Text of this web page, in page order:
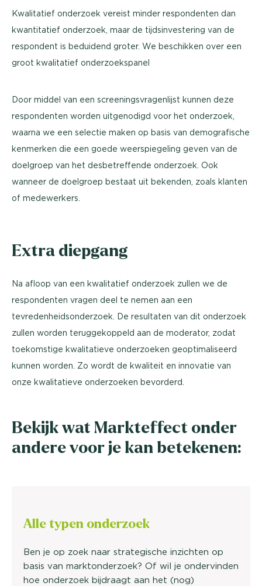
Kwalitatief onderzoek vereist minder respondenten dan
kwantitatief onderzoek, maar de tijdsinvestering van de
respondent is beduidend groter. We beschikken over een
groot kwalitatief onderzoekspanel
Door middel van een screeningsvragenlijst kunnen deze
respondenten worden uitgenodigd voor het onderzoek,
waarna we een selectie maken op basis van demografische
kenmerken die een goede weerspiegeling geven van de
doelgroep van het desbetreffende onderzoek. Ook
wanneer de doelgroep bestaat uit bekenden, zoals klanten
of medewerkers.
Extra diepgang
Na afloop van een kwalitatief onderzoek zullen we de
respondenten vragen deel te nemen aan een
tevredenheidsonderzoek. De resultaten van dit onderzoek
zullen worden teruggekoppeld aan de moderator, zodat
toekomstige kwalitatieve onderzoeken geoptimaliseerd
kunnen worden. Zo wordt de kwaliteit en innovatie van
onze kwalitatieve onderzoeken bevorderd.
Bekijk wat Markteffect onder
andere voor je kan betekenen:
Alle typen onderzoek
Ben je op zoek naar strategische inzichten op
basis van marktonderzoek? Of wil je ondervinden
hoe onderzoek bijdraagt aan het (nog)